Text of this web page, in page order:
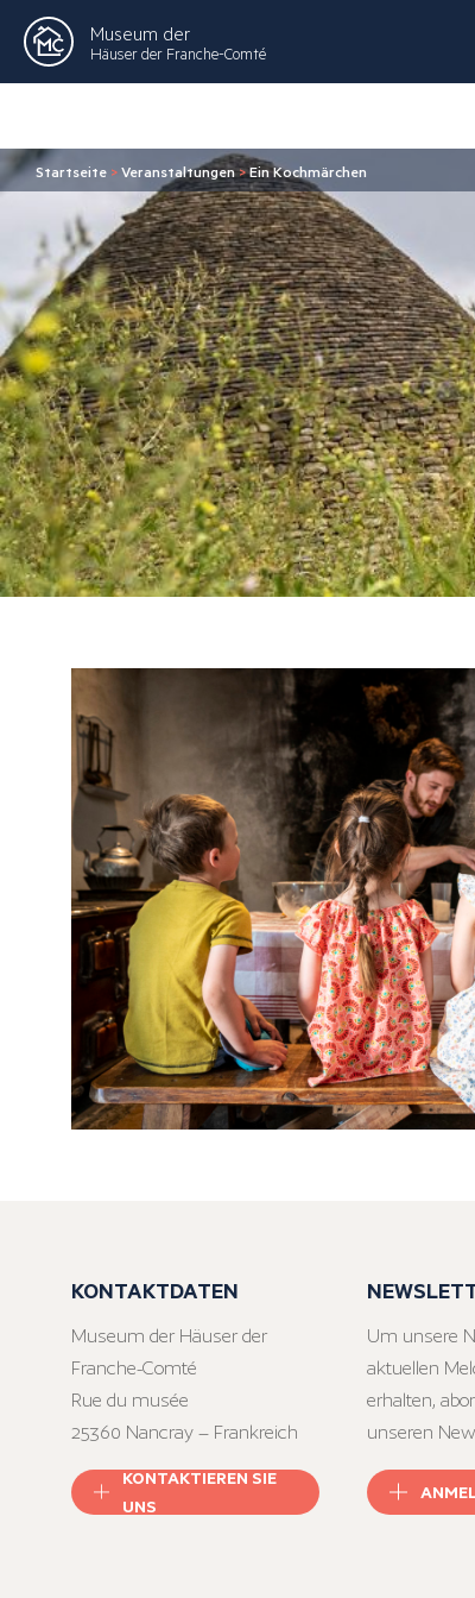
Museum der
Häuser der Franche-Comté
Startseite >Veranstaltungen>Ein Kochmärchen
KONTAKTDATEN
Museum der Häuser der
Franche-Comté
Rue du musée
25360 Nancray – Frankreich
KONTAKTIEREN SIE
UNS
Um unsere
aktuellen
erhalten,
unseren